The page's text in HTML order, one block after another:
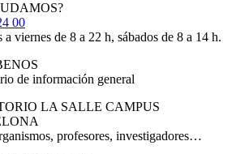
00
a viernes de 8 a 22 h, sábados de 8 a 14 h.
de información general
LA SALLE CAMPUS
profesores, investigadores…